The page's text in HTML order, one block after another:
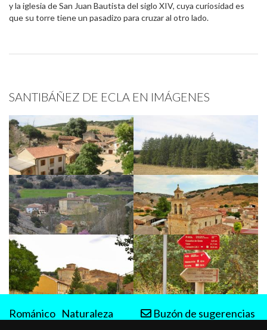
y la iglesia de San Juan Bautista del siglo XIV, cuya curiosidad es
que su torre tiene un pasadizo para cruzar al otro lado.
SANTIBÁÑEZ DE ECLA EN IMÁGENES
Románico Naturaleza
Buzón de sugerencias